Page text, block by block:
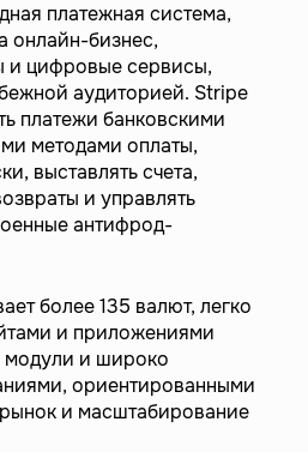
платежная система,
онлайн-бизнес,
и цифровые сервисы,
аудиторией. Stripe
платежи банковскими
методами оплаты,
выставлять счета,
и управлять
антифрод-
более 135 валют, легко
и приложениями
модули и широко
ориентированными
и масштабирование